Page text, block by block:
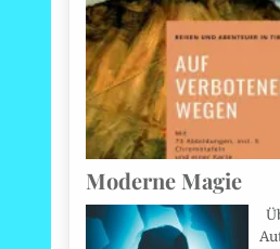
Moderne Magie